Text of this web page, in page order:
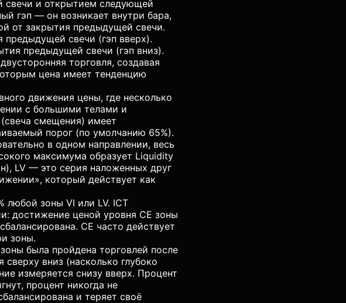
и открытием следующей
гэп — он возникает внутри бара,
от закрытия предыдущей свечи.
свечи (гэп вверх).
предыдущей свечи (гэп вниз).
торговля, создавая
цена имеет тенденцию
движения цены, где несколько
с большими телами и
смещения) имеет
порог (по умолчанию 65%).
в одном направлении, весь
максимума образует Liquidity
LV — это серия наложенных друг
который действует как
любой зоны VI или LV. ICT
достижение ценой уровня CE зоны
CE часто действует
зоны.
была пройдена торговлей после
вниз (насколько глубоко
измеряется снизу вверх. Процент
процент никогда не
и теряет своё